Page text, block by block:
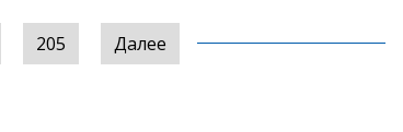
205 Далее